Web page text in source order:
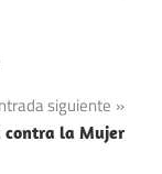
siguiente
contra la Mujer